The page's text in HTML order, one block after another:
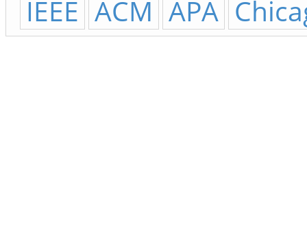
IEEE ACM APA